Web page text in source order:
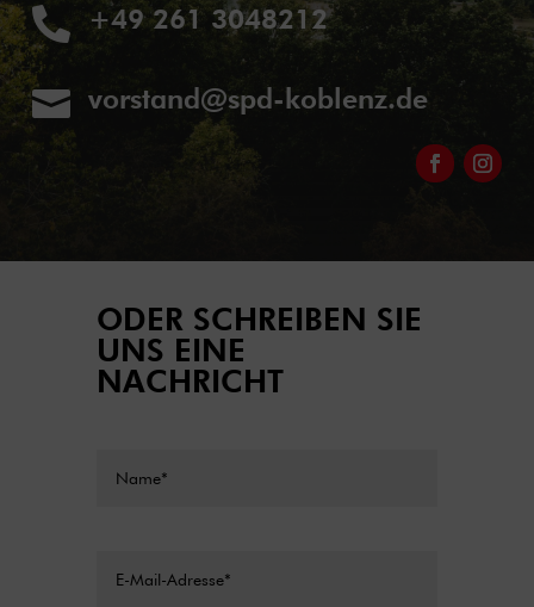
 +49 261 3048212
 vorstand@spd-koblenz.de
ODER SCHREIBEN SIE
UNS EINE
NACHRICHT